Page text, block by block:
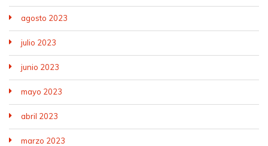
agosto 2023
julio 2023
junio 2023
mayo 2023
abril 2023
marzo 2023